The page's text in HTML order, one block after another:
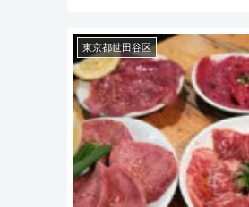
東京都世田谷区